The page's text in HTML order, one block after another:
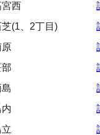
西
(1、2丁目)
原